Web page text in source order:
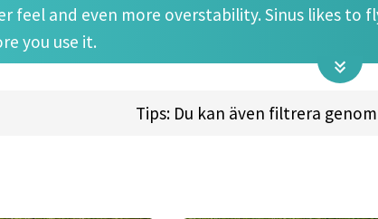
feel and even more overstability. Sinus likes to
you use it.
Tips: Du kan även filtrera